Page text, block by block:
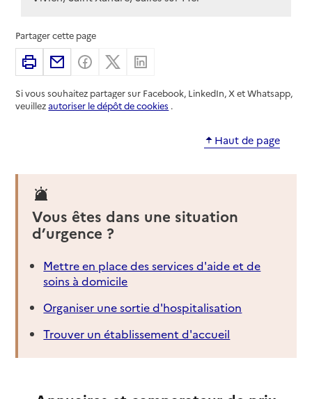
Partager cette page
ImprimerPartager par email
Partager sur Facebook
Partager sur X
Si vous souhaitez partager sur Facebook, LinkedIn, X et Whatsapp,
veuillezautoriser le dépôt de cookies .
Haut de page
Vous êtes dans une situation
d’urgence ?
Mettre en place des services d'aide et de
soins à domicile
Organiser une sortie d'hospitalisation
Trouver un établissement d'accueil